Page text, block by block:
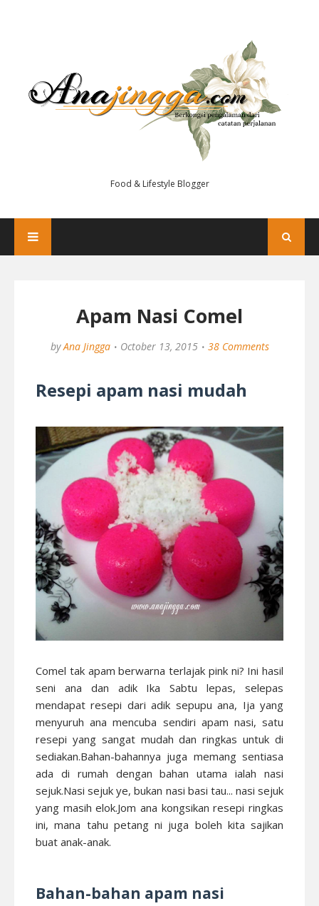
Food & Lifestyle Blogger
Apam Nasi Comel
by Ana Jingga October 13, 2015 38 Comments
Resepi apam nasi mudah
Comel tak apam berwarna terlajak pink ni? Ini hasil
seni ana dan adik Ika Sabtu lepas, selepas
mendapat resepi dari adik sepupu ana, Ija yang
menyuruh ana mencuba sendiri apam nasi, satu
resepi yang sangat mudah dan ringkas untuk di
sediakan.Bahan-bahannya juga memang sentiasa
ada di rumah dengan bahan utama ialah nasi
sejuk.Nasi sejuk ye, bukan nasi basi tau... nasi sejuk
yang masih elok.Jom ana kongsikan resepi ringkas
ini, mana tahu petang ni juga boleh kita sajikan
buat anak-anak.
Bahan-bahan apam nasi